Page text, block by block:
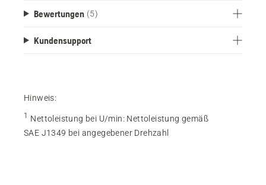
Bewertungen (5)
Kundensupport
Hinweis:
1 Nettoleistung bei U/min: Nettoleistung gemäß
SAE J1349 bei angegebener Drehzahl